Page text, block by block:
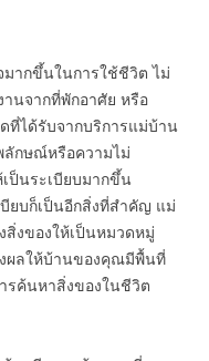
ากขึ้นในการใช้ชีวิต ไม่
นจากที่พักอาศัย หรือ
ที่ได้รับจากบริการแม่บ้าน
ลักษณ์หรือความไม่
ป็นระเบียบมากขึ้น
ยบก็เป็นอีกสิ่งที่สำคัญ แม่
งของให้เป็นหมวดหมู่
ผลให้บ้านของคุณมีพื้นที่
รค้นหาสิ่งของในชีวิต